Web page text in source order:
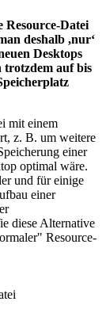
Resource-Datei
deshalb ,nur‘
Desktops
trotzdem auf bis
mit einem
z. B. um weitere
einer
optimal wäre.
und für einige
einer
diese Alternative
Resource-